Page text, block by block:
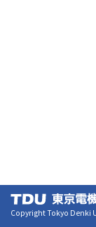
Copyright Tokyo Denki